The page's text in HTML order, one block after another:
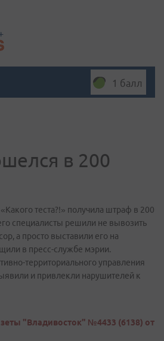
1 балл
в 200
теста?!» получила штраф в 200
специалисты решили не вывозить
а просто выставили его на
в пресс-службе мэрии.
территориального управления
и привлекли нарушителей к
"Владивосток" №4433 (6138) от